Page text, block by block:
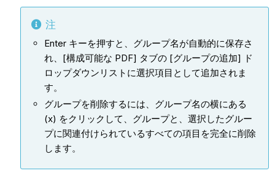
注
Enter キーを押すと、グループ名が自動的に保存さ
れ、[構成可能な PDF] タブの [グループの追加] ド
ロップダウンリストに選択項目として追加されま
す。
グループを削除するには、グループ名の横にある
(x) をクリックして、グループと、選択したグルー
プに関連付けられているすべての項目を完全に削除
します。